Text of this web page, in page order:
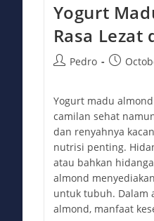
Yogurt
Rasa
PostPedro
Post
Yogurt madu
camilan sehat
dan renyahnya
nutrisi penting.
atau bahkan
almond
untuk tubuh. Dalam
almond, manfaat